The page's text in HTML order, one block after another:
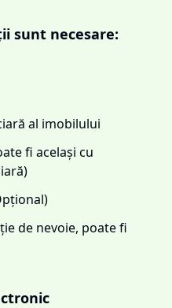
sunt necesare:
al imobilului
fi același cu
de nevoie, poate fi